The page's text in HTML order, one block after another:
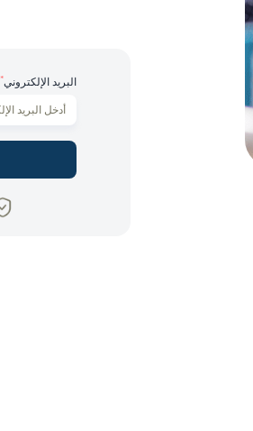
البريد الإلكتروني*